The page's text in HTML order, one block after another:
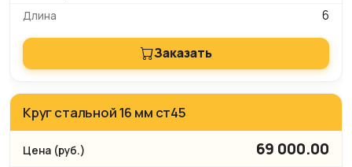
6
Заказать
Круг стальной 16 мм ст45
69 000.00